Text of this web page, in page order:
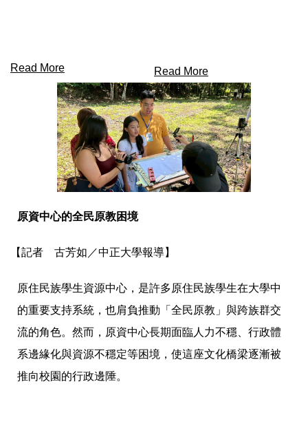
Read More Read More
原資中心的全民原教困境
【記者 古芳如／中正大學報導】
原住民族學生資源中心， 是許多原住民族學生在大學中
的重要支持系統，也肩負推動「 全民原教」與跨族群交
流的角色。然而， 原資中心長期面臨人力不穩、行政體
系邊緣化與資源不穩定等困境， 使這座文化橋梁逐漸被
推向校園的行政邊陲。